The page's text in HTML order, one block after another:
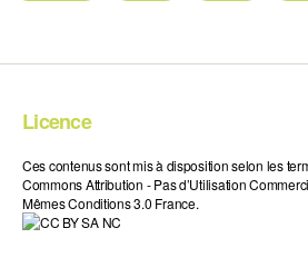
Licence
Ces contenus sont mis à disposition selon les
Commons Attribution - Pas d’Utilisation
Mêmes Conditions 3.0 France.